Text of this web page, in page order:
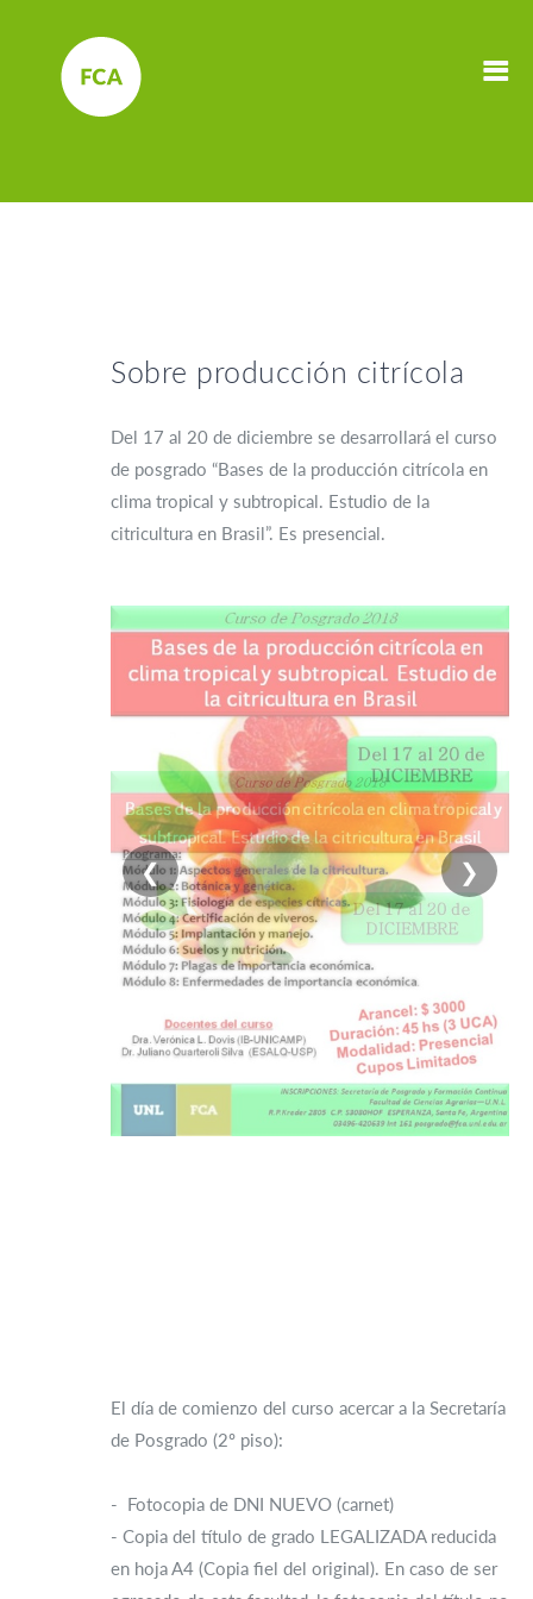
Sobre producción citrícola
Del 17 al 20 de diciembre se desarrollará el curso
de posgrado “Bases de la producción citrícola en
clima tropical y subtropical. Estudio de la
citricultura en Brasil”. Es presencial.
❮ ❯
El día de comienzo del curso acercar a la Secretaría
de Posgrado (2º piso):
- Fotocopia de DNI NUEVO (carnet)
- Copia del título de grado LEGALIZADA reducida
en hoja A4 (Copia fiel del original). En caso de ser